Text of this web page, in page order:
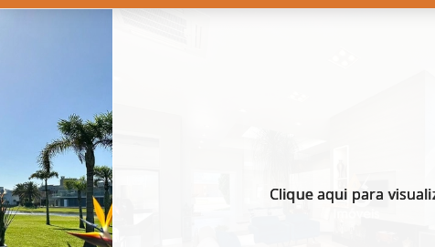
Clique aqui para